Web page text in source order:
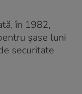
în 1982,
șase luni
securitate